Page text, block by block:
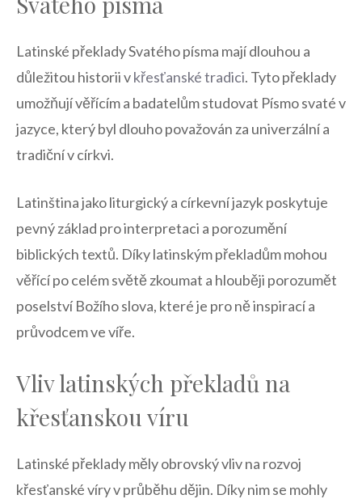
Latinské překlady Svatého písma mají dlouhou a
důležitou historii vkřesťanské tradici. Tyto překlady
umožňují věřícím a badatelům studovat Písmo svaté v
jazyce, který byl dlouho považován za univerzální a
tradiční v církvi.
Latinština jako liturgický a církevní jazyk poskytuje
pevný základ pro interpretaci a porozumění
biblických textů. Díky latinským překladům mohou
věřící po celém světě zkoumat a hlouběji porozumět
poselství Božího slova, které je pro ně inspirací a
průvodcem ve víře.
Vliv latinských překladů na
křesťanskou víru
Latinské překlady měly obrovský vliv na rozvoj
křesťanské víry v průběhu dějin. Díky nim se mohly